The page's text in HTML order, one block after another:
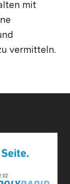
mit
vermitteln.